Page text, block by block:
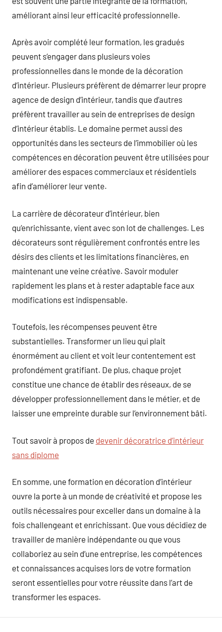
améliorant ainsi leur efficacité professionnelle.
Après avoir complété leur formation, les gradués
peuvent s’engager dans plusieurs voies
professionnelles dans le monde de la décoration
d’intérieur. Plusieurs préfèrent de démarrer leur propre
agence de design d’intérieur, tandis que d’autres
préfèrent travailler au sein de entreprises de design
d’intérieur établis. Le domaine permet aussi des
opportunités dans les secteurs de l’immobilier où les
compétences en décoration peuvent être utilisées pour
améliorer des espaces commerciaux et résidentiels
afin d’améliorer leur vente.
La carrière de décorateur d’intérieur, bien
qu’enrichissante, vient avec son lot de challenges. Les
décorateurs sont régulièrement confrontés entre les
désirs des clients et les limitations financières, en
maintenant une veine créative. Savoir moduler
rapidement les plans et à rester adaptable face aux
modifications est indispensable.
Toutefois, les récompenses peuvent être
substantielles. Transformer un lieu qui plait
énormément au client et voit leur contentement est
profondément gratifiant. De plus, chaque projet
constitue une chance de établir des réseaux, de se
développer professionnellement dans le métier, et de
laisser une empreinte durable sur l’environnement bâti.
Tout savoir à propos de devenir décoratrice d’intérieur
sans diplome
En somme, une formation en décoration d’intérieur
ouvre la porte à un monde de créativité et propose les
outils nécessaires pour exceller dans un domaine à la
fois challengeant et enrichissant. Que vous décidiez de
travailler de manière indépendante ou que vous
collaboriez au sein d’une entreprise, les compétences
et connaissances acquises lors de votre formation
seront essentielles pour votre réussite dans l’art de
transformer les espaces.